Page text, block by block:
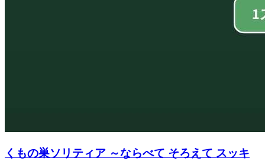
くもの巣ソリティア ～ならべて そろえて スッキ